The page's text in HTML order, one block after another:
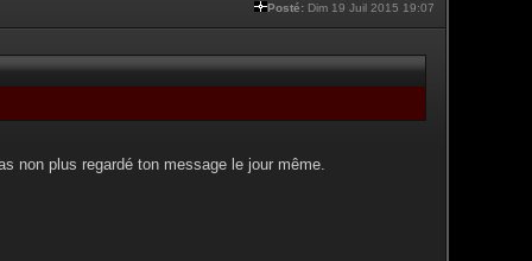
Posté: Dim 19 Juil 2015 19:07
non plus regardé ton message le jour même.